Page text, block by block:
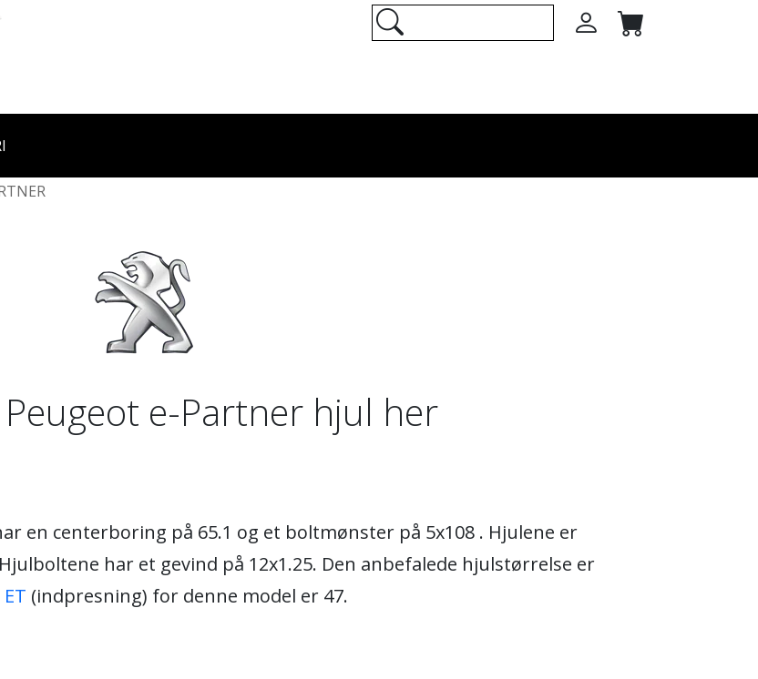
e-Partner hjul her
en centerboring på 65.1 og et boltmønster på 5x108 . Hjulene er
har et gevind på 12x1.25. Den anbefalede hjulstørrelse er
ET (indpresning) for denne model er 47.